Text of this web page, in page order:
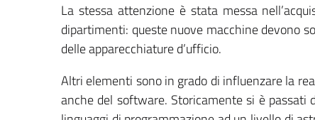
La stessa attenzione è stata messa
dipartimenti: queste nuove macchine devono
delle apparecchiature d’ufficio.
Altri elementi sono in grado di influenzare la
anche del software. Storicamente si è passati